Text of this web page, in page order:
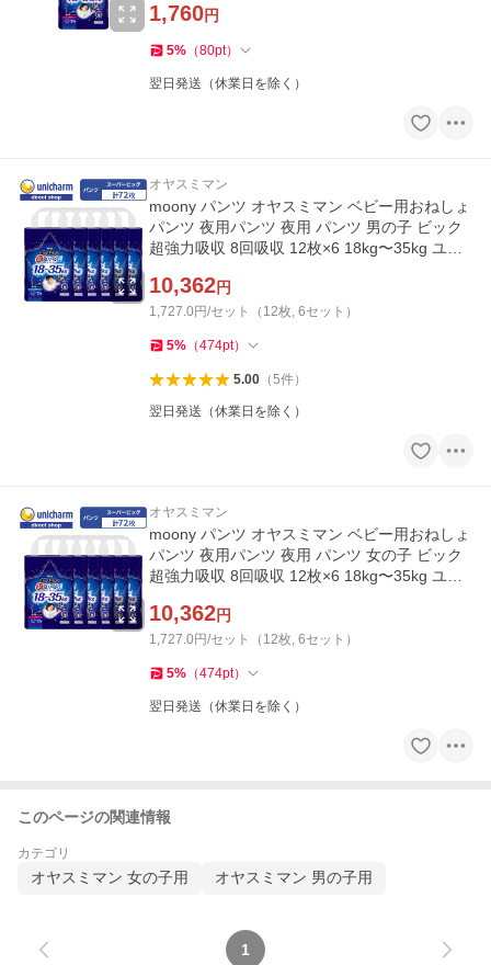
1,760円
5% （80pt）
翌日発送（休業日を除く）
オヤスミマン
moony パンツ オヤスミマン ベビー用おねしょ
パンツ 夜用パンツ 夜用 パンツ 男の子 ビック
超強力吸収 8回吸収 12枚×6 18kg〜35kg ユ
10,362円
1,727.0円/セット（12枚, 6セット）
5% （474pt）
5.00（5件）
翌日発送（休業日を除く）
オヤスミマン
moony パンツ オヤスミマン ベビー用おねしょ
パンツ 夜用パンツ 夜用 パンツ 女の子 ビック
超強力吸収 8回吸収 12枚×6 18kg〜35kg ユ
10,362円
1,727.0円/セット（12枚, 6セット）
5% （474pt）
翌日発送（休業日を除く）
このページの関連情報
カテゴリ
オヤスミマン 女の子用 オヤスミマン 男の子用
1